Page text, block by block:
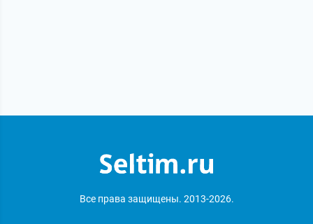
Все права защищены. 2013-2026.